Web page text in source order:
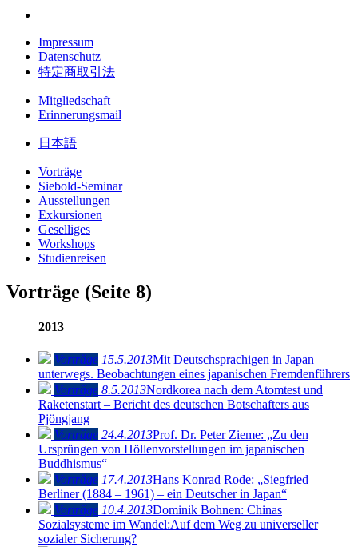
Impressum
Datenschutz
特定商取引法
Mitgliedschaft
Erinnerungsmail
日本語
Vorträge
Siebold-Seminar
Ausstellungen
Exkursionen
Geselliges
Workshops
Studienreisen
Vorträge (Seite 8)
2013
Vorträge 15.5.2013Mit Deutschsprachigen in Japan
unterwegs. Beobachtungen eines japanischen Fremdenführers
Vorträge 8.5.2013Nordkorea nach dem Atomtest und
Raketenstart ‒ Bericht des deutschen Botschafters aus
Pjöngjang
Vorträge 24.4.2013Prof. Dr. Peter Zieme: „Zu den
Ursprüngen von Höllenvorstellungen im japanischen
Buddhismus“
Vorträge 17.4.2013Hans Konrad Rode: „Siegfried
Berliner (1884 – 1961) – ein Deutscher in Japan“
Vorträge 10.4.2013Dominik Bohnen: Chinas
Sozialsysteme im Wandel:Auf dem Weg zu universeller
sozialer Sicherung?